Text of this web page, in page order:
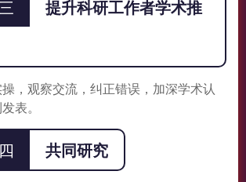
提升科研工作者学术推
，观察交流，纠正错误，加深学术认
表。
共同研究